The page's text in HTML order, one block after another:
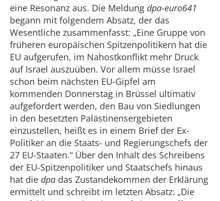
eine Resonanz aus. Die Meldung dpa-euro641
begann mit folgendem Absatz, der das
Wesentliche zusammenfasst: „Eine Gruppe von
früheren europäischen Spitzenpolitikern hat die
EU aufgerufen, im Nahostkonflikt mehr Druck
auf Israel auszuüben. Vor allem müsse Israel
schon beim nächsten EU-Gipfel am
kommenden Donnerstag in Brüssel ultimativ
aufgefordert werden, den Bau von Siedlungen
in den besetzten Palästinensergebieten
einzustellen, heißt es in einem Brief der Ex-
Politiker an die Staats- und Regierungschefs der
27 EU-Staaten.“ Über den Inhalt des Schreibens
der EU-Spitzenpolitiker und Staatschefs hinaus
hat die dpa das Zustandekommen der Erklärung
ermittelt und schreibt im letzten Absatz: „Die